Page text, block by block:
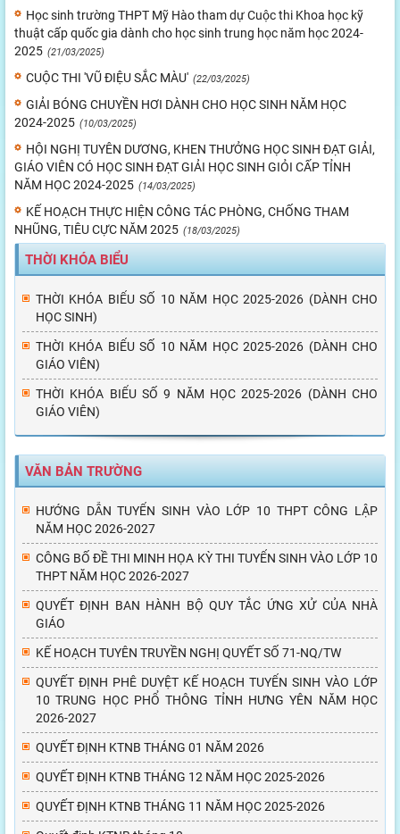
Học sinh trường THPT Mỹ Hào tham dự Cuộc thi Khoa học kỹ
thuật cấp quốc gia dành cho học sinh trung học năm học 2024-
2025 (21/03/2025)
CUỘC THI 'VŨ ĐIỆU SẮC MÀU' (22/03/2025)
GIẢI BÓNG CHUYỀN HƠI DÀNH CHO HỌC SINH NĂM HỌC
2024-2025 (10/03/2025)
HỘI NGHỊ TUYÊN DƯƠNG, KHEN THƯỞNG HỌC SINH ĐẠT GIẢI,
GIÁO VIÊN CÓ HỌC SINH ĐẠT GIẢI HỌC SINH GIỎI CẤP TỈNH
NĂM HỌC 2024-2025 (14/03/2025)
KẾ HOẠCH THỰC HIỆN CÔNG TÁC PHÒNG, CHỐNG THAM
NHŨNG, TIÊU CỰC NĂM 2025 (18/03/2025)
THỜI KHÓA BIỂU
THỜI KHÓA BIỂU SỐ 10 NĂM HỌC 2025-2026 (DÀNH CHO
HỌC SINH)
THỜI KHÓA BIỂU SỐ 10 NĂM HỌC 2025-2026 (DÀNH CHO
GIÁO VIÊN)
THỜI KHÓA BIỂU SỐ 9 NĂM HỌC 2025-2026 (DÀNH CHO
GIÁO VIÊN)
VĂN BẢN TRƯỜNG
HƯỚNG DẪN TUYỂN SINH VÀO LỚP 10 THPT CÔNG LẬP
NĂM HỌC 2026-2027
CÔNG BỐ ĐỀ THI MINH HỌA KỲ THI TUYỂN SINH VÀO LỚP 10
THPT NĂM HỌC 2026-2027
QUYẾT ĐỊNH BAN HÀNH BỘ QUY TẮC ỨNG XỬ CỦA NHÀ
GIÁO
KẾ HOẠCH TUYÊN TRUYỀN NGHỊ QUYẾT SỐ 71-NQ/TW
QUYẾT ĐỊNH PHÊ DUYỆT KẾ HOẠCH TUYỂN SINH VÀO LỚP
10 TRUNG HỌC PHỔ THÔNG TỈNH HƯNG YÊN NĂM HỌC
2026-2027
QUYẾT ĐỊNH KTNB THÁNG 01 NĂM 2026
QUYẾT ĐỊNH KTNB THÁNG 12 NĂM HỌC 2025-2026
QUYẾT ĐỊNH KTNB THÁNG 11 NĂM HỌC 2025-2026